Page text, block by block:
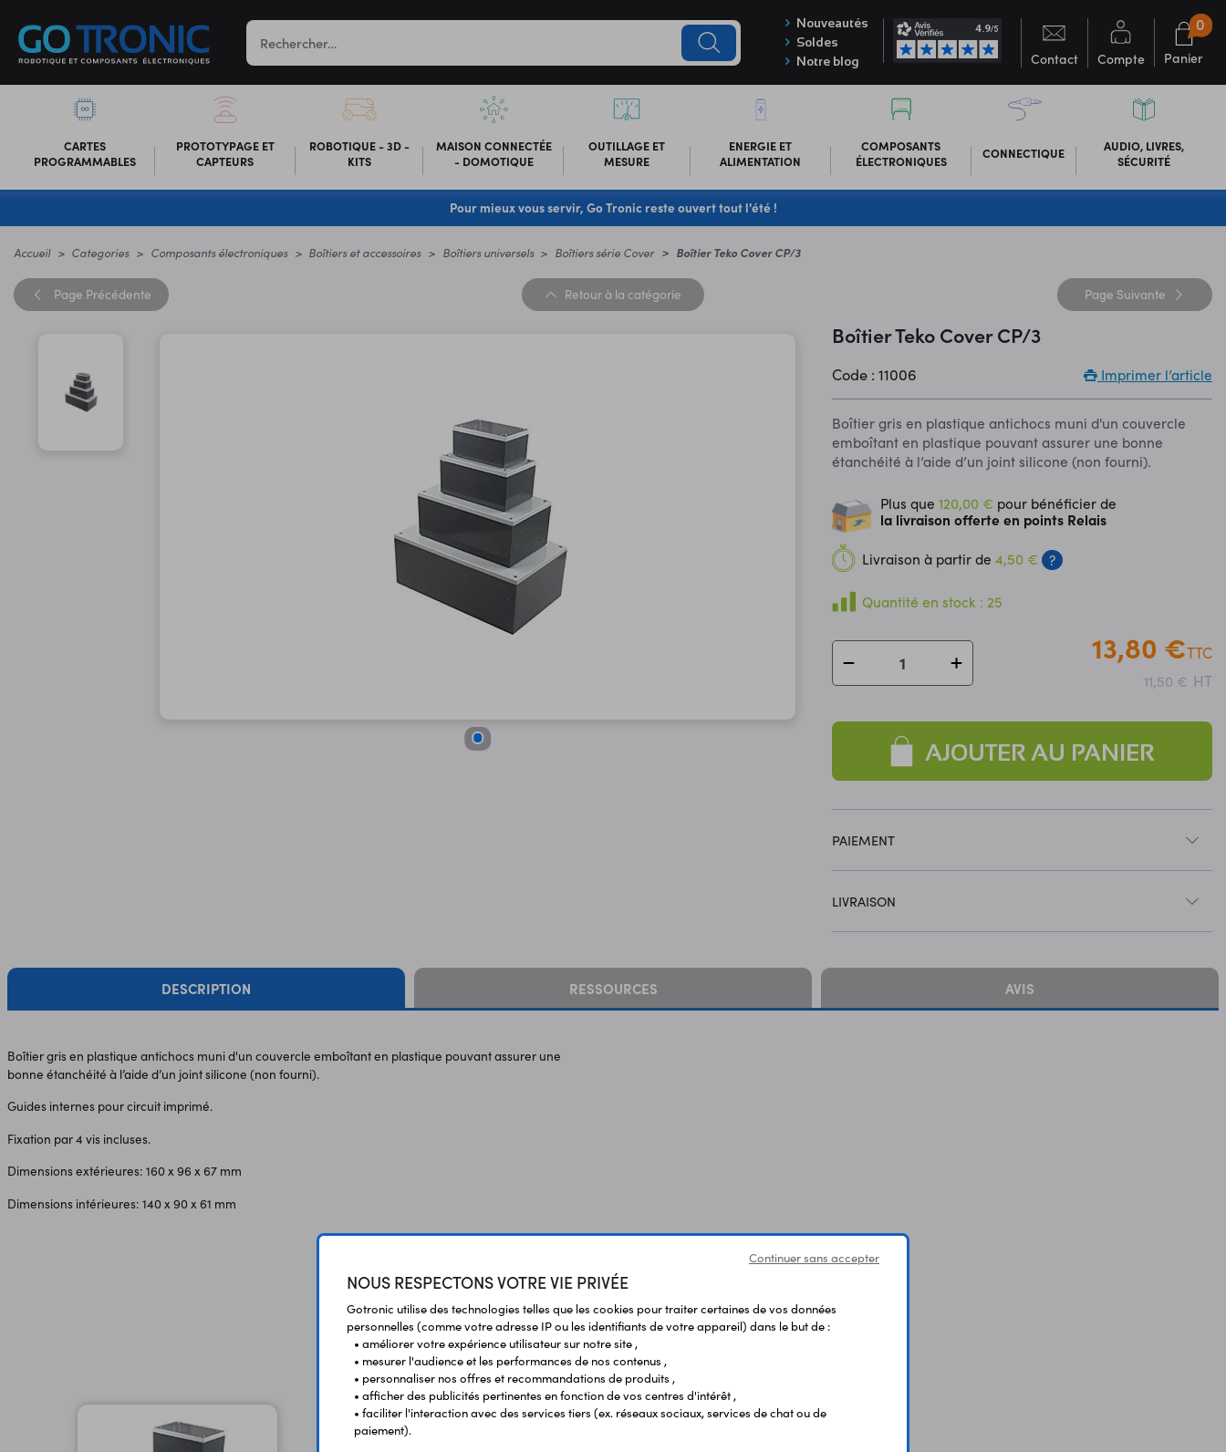
Nouveautés
Soldes
Notre blog
Contact Compte Panier
0
CARTES
PROGRAMMABLES
PROTOTYPAGE ET
CAPTEURS
ROBOTIQUE - 3D -
KITS
MAISON CONNECTÉE
- DOMOTIQUE
OUTILLAGE ET
MESURE
ENERGIE ET
ALIMENTATION
COMPOSANTS
ÉLECTRONIQUES
CONNECTIQUE
AUDIO, LIVRES,
SÉCURITÉ
Pour mieux vous servir, Go Tronic reste ouvert tout l'été !
Accueil Categories Composants électroniques Boîtiers et accessoires Boîtiers universels Boîtiers série Cover Boîtier Teko Cover CP/3
Page Précédente Retour à la catégorie Page Suivante
Boîtier Teko Cover CP/3
Code : 11006 Imprimer l’article
Boîtier gris en plastique antichocs muni d'un couvercle
emboîtant en plastique pouvant assurer une bonne
étanchéité à l’aide d’un joint silicone (non fourni).
Plus que120,00 € pour bénéficier de
la livraison offerte en points Relais
Livraison à partir de4,50 € ?
Quantité en stock : 25
13,80 €TTC
11,50 € HT
AJOUTER AU PANIER
PAIEMENT
LIVRAISON
DESCRIPTION RESSOURCES AVIS
Boîtier gris en plastique antichocs muni d'un couvercle emboîtant en plastique pouvant assurer une
bonne étanchéité à l’aide d’un joint silicone (non fourni).
Guides internes pour circuit imprimé.
Fixation par 4 vis incluses.
Dimensions extérieures: 160 x 96 x 67 mm
Dimensions intérieures: 140 x 90 x 61 mm
Vous avez déja consulté
Continuer sans accepter
NOUS RESPECTONS VOTRE VIE PRIVÉE
Gotronic utilise des technologies telles que les cookies pour traiter certaines de vos données
personnelles (comme votre adresse IP ou les identifiants de votre appareil) dans le but de :
• améliorer votre expérience utilisateur sur notre site ,
• mesurer l'audience et les performances de nos contenus ,
• personnaliser nos offres et recommandations de produits ,
• afficher des publicités pertinentes en fonction de vos centres d'intérêt ,
• faciliter l'interaction avec des services tiers (ex. réseaux sociaux, services de chat ou de
paiement).